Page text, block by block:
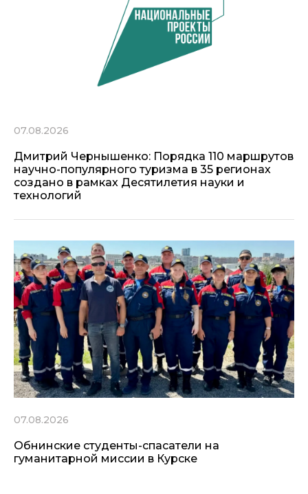
07.08.2026
Дмитрий Чернышенко: Порядка 110 маршрутов
научно-популярного туризма в 35 регионах
создано в рамках Десятилетия науки и
технологий
07.08.2026
Обнинские студенты-спасатели на
гуманитарной миссии в Курске